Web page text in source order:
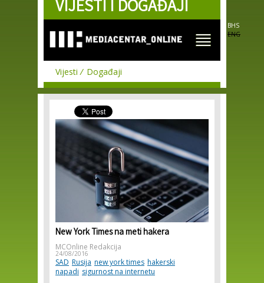
Skip to
main
VIJESTI I DOGAĐAJI
BHS
ENG
Vijesti Događaji
New York Times na meti hakera
MCOnline Redakcija
24/08/2016
SAD Rusija new york times hakerski
napadi sigurnost na internetu